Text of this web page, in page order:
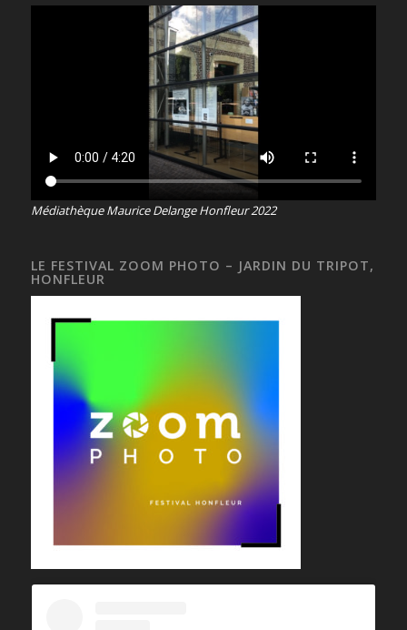
Médiathèque Maurice Delange Honfleur 2022
LE FESTIVAL ZOOM PHOTO – JARDIN DU TRIPOT,
HONFLEUR